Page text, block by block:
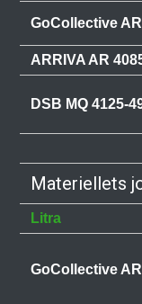
GoCollective
ARRIVA AR
DSB MQ 4125-
Materiellets
Litra
GoCollective